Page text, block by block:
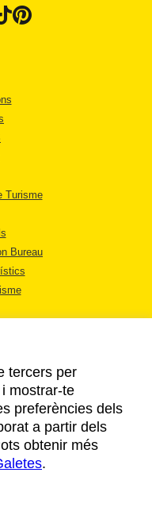
Turisme
Bureau
tercers per
mostrar-te
preferències dels
a partir dels
obtenir més
.